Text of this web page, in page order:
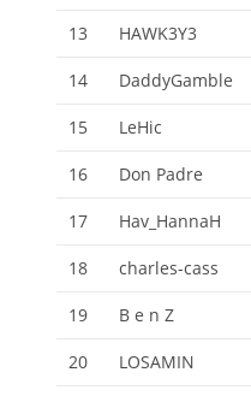
13 HAWK3Y3
14 DaddyGamble
15 LeHic
16 Don Padre
17 Hav_HannaH
18 charles-cass
19 B e n Z
20 LOSAMIN